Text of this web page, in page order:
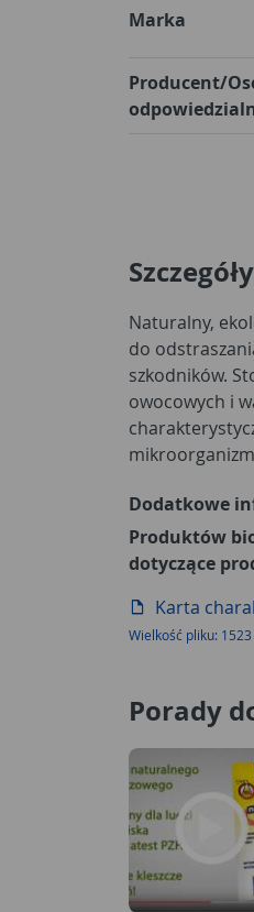
Marka
Producent/
Szczegóły
Naturalny,
do
szkodników.
owocowych i
emigracji w
pożywieniem
naturalny ekstrakt
Dodatkowe
Produktów
dotyczące
Karta
Wielkość pliku: 1523
Porady